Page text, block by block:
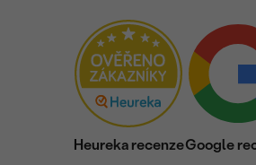
Heureka recenzeGoogle